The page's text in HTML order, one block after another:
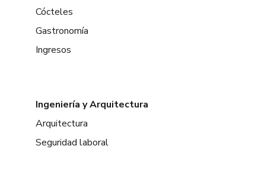
Cócteles
Gastronomía
Ingresos
Ingeniería y Arquitectura
Arquitectura
Seguridad laboral